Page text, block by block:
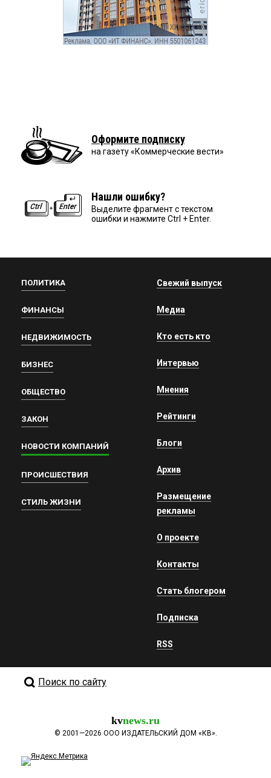
Оформите подписку
на газету «Коммерческие вести»
Нашли ошибку?
Выделите фрагмент с текстом
ошибки и нажмите Ctrl + Enter.
ПОЛИТИКА
ФИНАНСЫ
НЕДВИЖИМОСТЬ
БИЗНЕС
ОБЩЕСТВО
ЗАКОН
НОВОСТИ КОМПАНИЙ
ПРОИСШЕСТВИЯ
СТИЛЬ ЖИЗНИ
Свежий выпуск
Медиа
Кто есть кто
Интервью
Мнения
Рейтинги
Блоги
Архив
Размещение
рекламы
О проекте
Контакты
Стать блогером
Подписка
RSS
Поиск по сайту
kvnews.ru
© 2001—2026 ООО ИЗДАТЕЛЬСКИЙ ДОМ «КВ».